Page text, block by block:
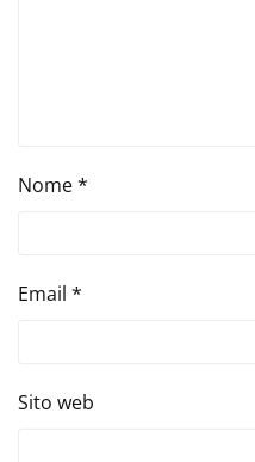
Nome*
Email *
Sito web